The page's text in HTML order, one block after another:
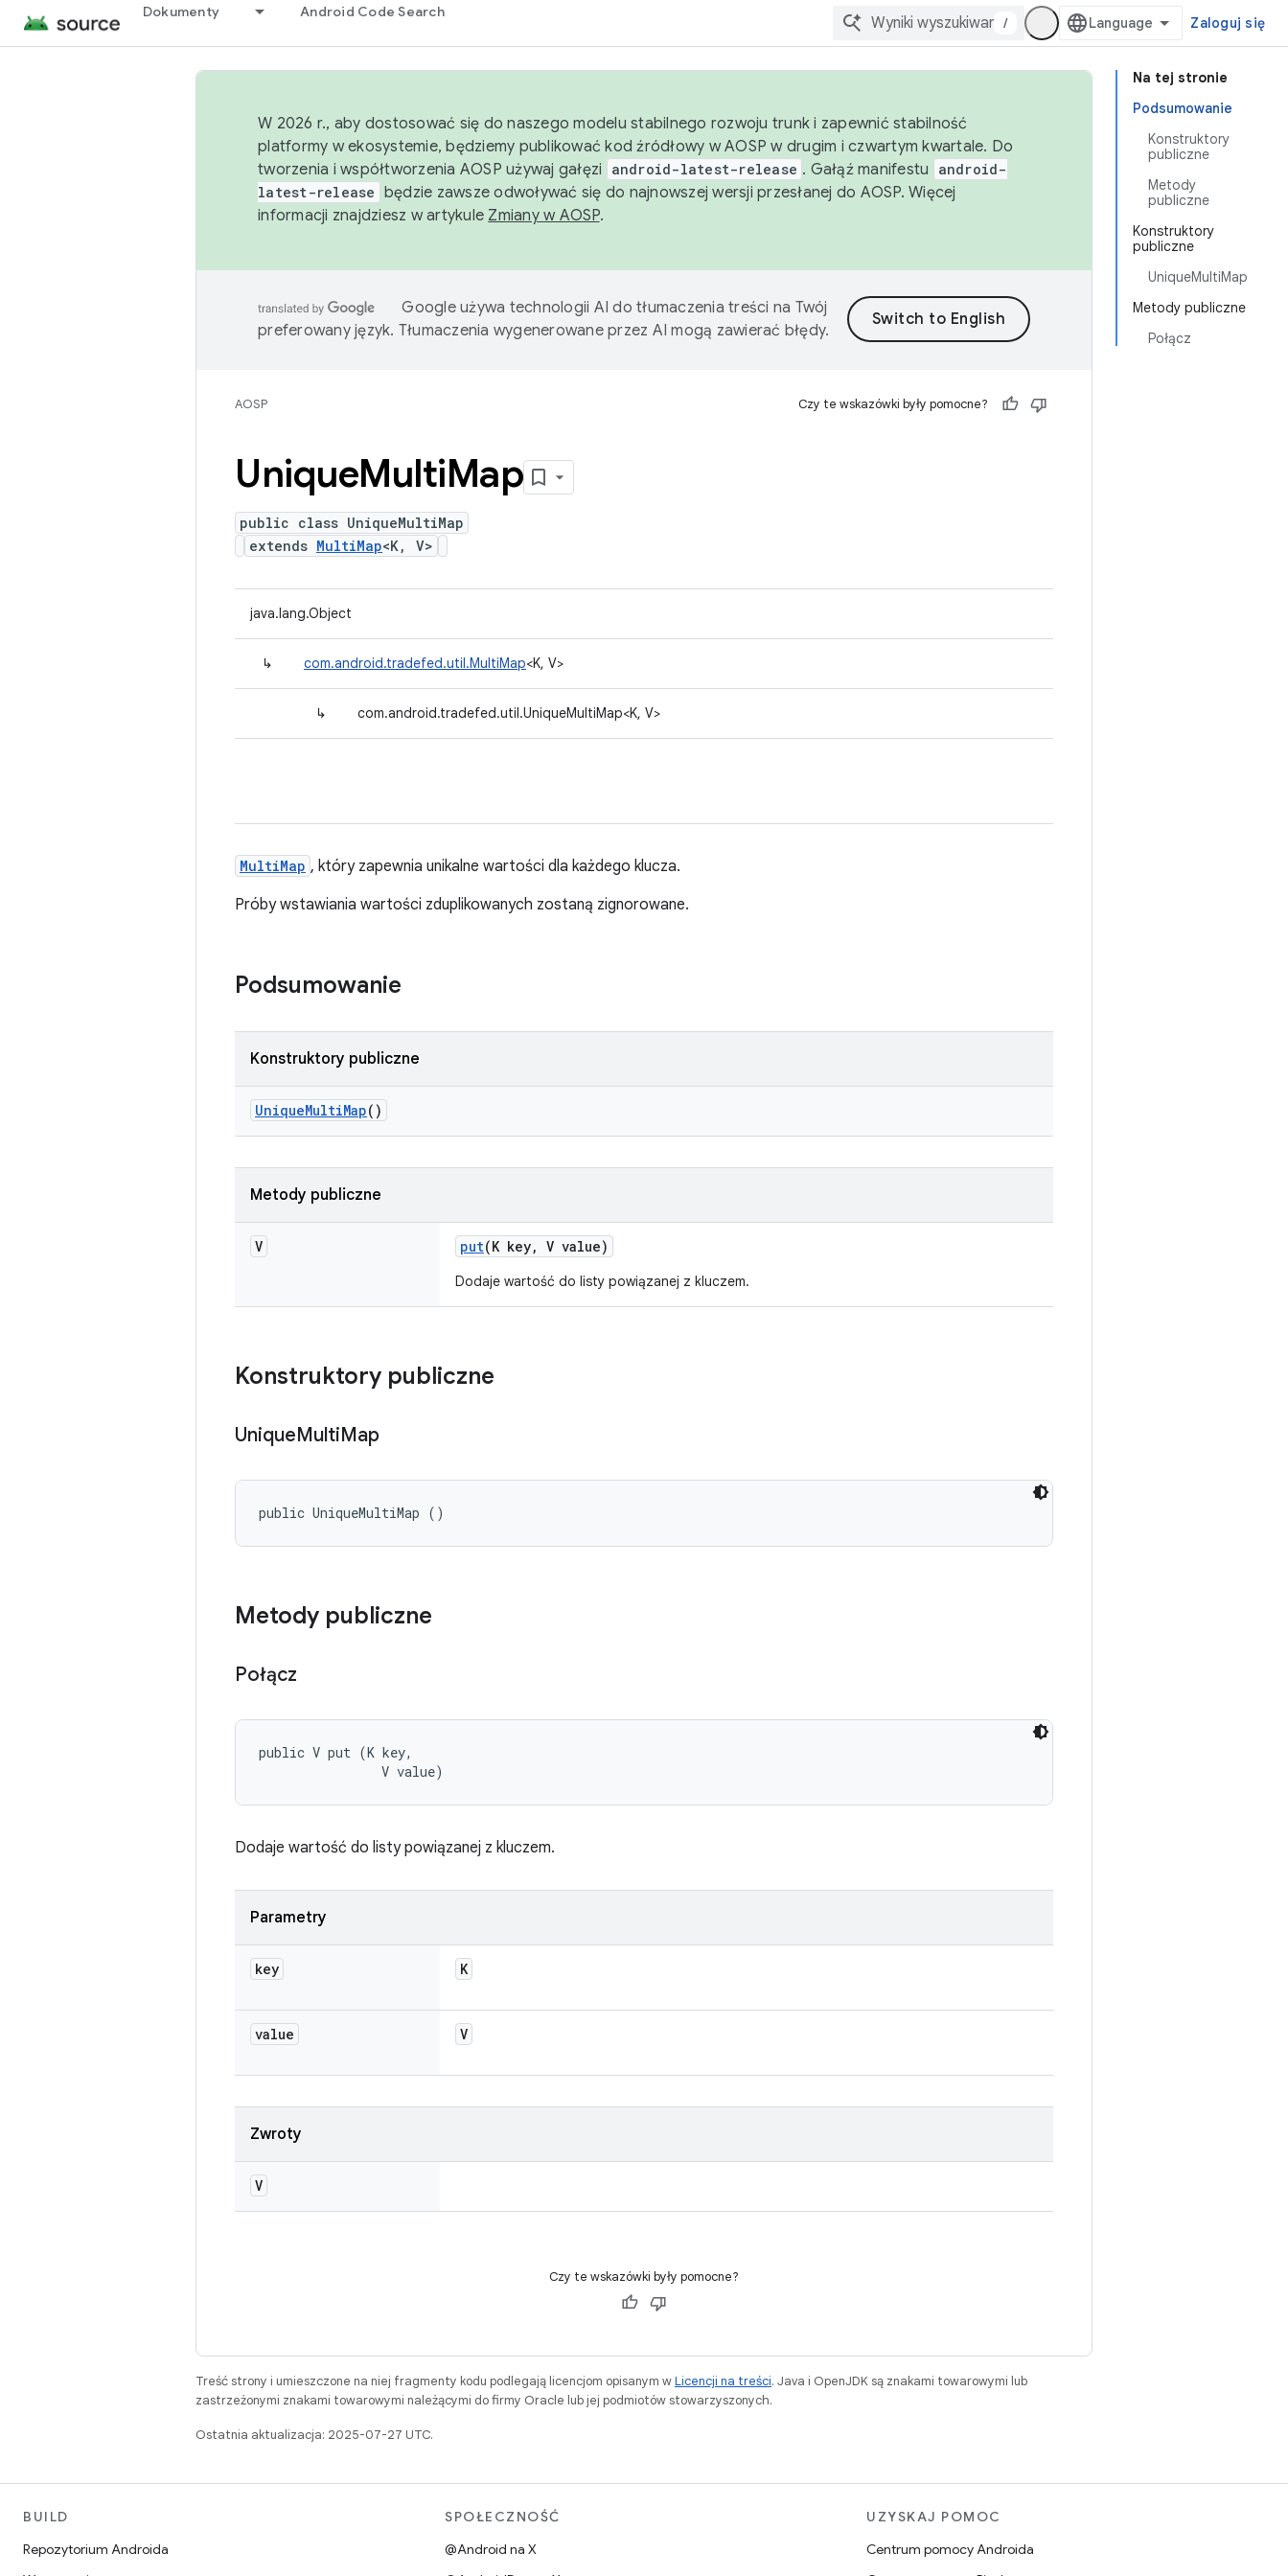
Dokumenty Android Code Search
/ Zaloguj się
Na tej stronie
Podsumowanie
Konstruktory
publiczne
Metody
publiczne
Konstruktory
publiczne
UniqueMultiMap
Metody publiczne
Połącz
W 2026 r., aby dostosować się do naszego modelu stabilnego rozwoju trunk i zapewnić stabilność
platformy w ekosystemie, będziemy publikować kod źródłowy w AOSP w drugim i czwartym kwartale. Do
tworzenia i współtworzenia AOSP używaj gałęzi
android-latest-release . Gałąź manifestu
android-
latest-release będzie zawsze odwoływać się do najnowszej wersji przesłanej do AOSP. Więcej
informacji znajdziesz w artykule Zmiany w AOSP.
Google używa technologii AI do tłumaczenia treści na Twój
preferowany język. Tłumaczenia wygenerowane przez AI mogą zawierać błędy.
AOSP Czy te wskazówki były pomocne?
UniqueMultiMap
public class UniqueMultiMap
extends MultiMap<K, V>
java.lang.Object
↳ com.android.tradefed.util.MultiMap<K, V>
↳ com.android.tradefed.util.UniqueMultiMap<K, V>
MultiMap , który zapewnia unikalne wartości dla każdego klucza.
Próby wstawiania wartości zduplikowanych zostaną zignorowane.
Podsumowanie
Konstruktory publiczne
UniqueMultiMap()
Metody publiczne
V put(K key, V value)
Dodaje wartość do listy powiązanej z kluczem.
Konstruktory publiczne
UniqueMultiMap
public UniqueMultiMap ()
Metody publiczne
Połącz
public V put (K key,
                V value)
Dodaje wartość do listy powiązanej z kluczem.
Parametry
key K
value V
Zwroty
V
Czy te wskazówki były pomocne?
Treść strony i umieszczone na niej fragmenty kodu podlegają licencjom opisanym wLicencji na treści. Java i OpenJDK są znakami towarowymi lub
zastrzeżonymi znakami towarowymi należącymi do firmy Oracle lub jej podmiotów stowarzyszonych.
Ostatnia aktualizacja: 2025-07-27 UTC.
BUILD
Repozytorium Androida
SPOŁECZNOŚĆ
@Android na X
UZYSKAJ POMOC
Centrum pomocy Androida